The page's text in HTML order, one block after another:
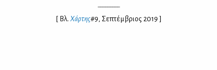
[ Βλ. Χάρ­της#9, Σε­πτέμ­βριος 2019 ]